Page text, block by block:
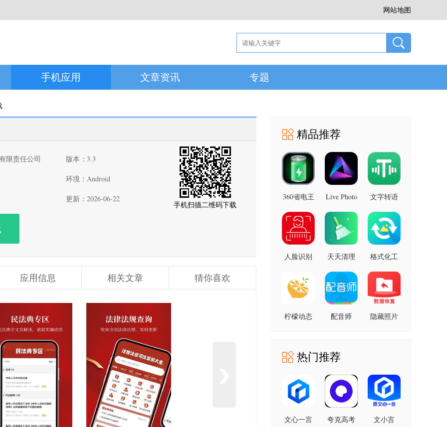
网站地图
手机应用 文章资讯 专题
限责任公司 版本：3.3
环境：Android
更新：2026-06-22
手机扫描二维码下载
应用信息 相关文章 猜你喜欢
精品推荐
360省电王
版
Live Photo
文字转语
卓版
人脸识别
卓版
天天清理
格式化工
柠檬动态
配音师
隐藏照片
热门推荐
文心一言
夸克高考
文小言